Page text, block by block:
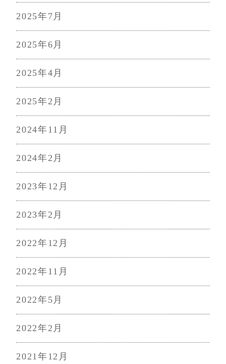
2025年7月
2025年6月
2025年4月
2025年2月
2024年11月
2024年2月
2023年12月
2023年2月
2022年12月
2022年11月
2022年5月
2022年2月
2021年12月